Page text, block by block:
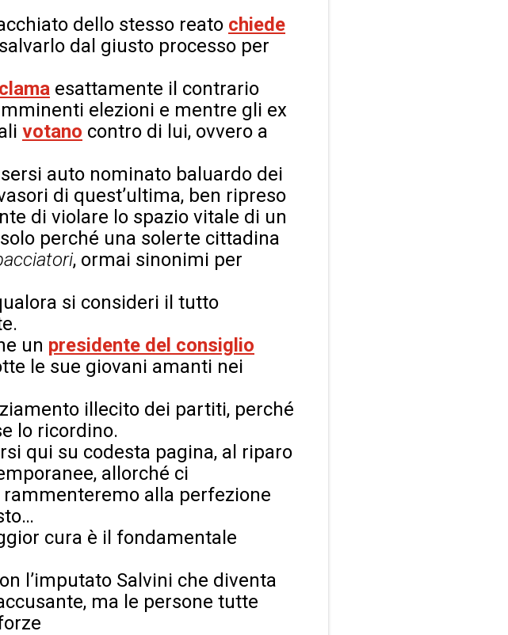
dello stesso reato chiede
dal giusto processo per
esattamente il contrario
elezioni e mentre gli ex
votano contro di lui, ovvero a
auto nominato baluardo dei
di quest’ultima, ben ripreso
di violare lo spazio vitale di un
perché una solerte cittadina
, ormai sinonimi per
si consideri il tutto
un presidente del consiglio
le sue giovani amanti nei
illecito dei partiti, perché
lo ricordino.
qui su codesta pagina, al riparo
allorché ci
alla perfezione
cura è il fondamentale
l’imputato Salvini che diventa
ma le persone tutte